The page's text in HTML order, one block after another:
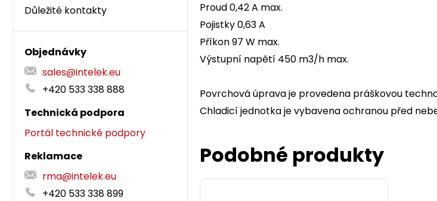
Důležité kontakty
Objednávky
sales@intelek.eu
+420 533 338 888
Technická podpora
Portál technické podpory
Reklamace
rma@intelek.eu
+420 533 338 899
Proud 0,42 A max.
Pojistky 0,63 A
Příkon 97 W max.
Výstupní napětí 450 m3/h max.
Povrchová úprava je provedena práškovou
Chladicí jednotka je vybavena ochranou před
Podobné produkty